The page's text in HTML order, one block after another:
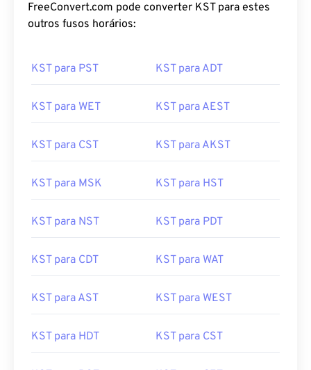
FreeConvert.com pode converter KST para estes
outros fusos horários:
KST para PST KST para ADT
KST para WET KST para AEST
KST para CST KST para AKST
KST para MSK KST para HST
KST para NST KST para PDT
KST para CDT KST para WAT
KST para AST KST para WEST
KST para HDT KST para CST